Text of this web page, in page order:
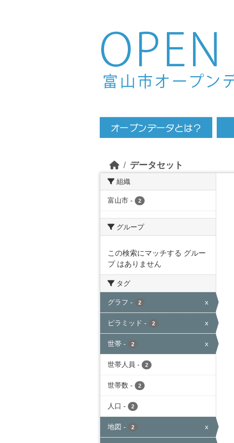
Skip to main content
データセット
組織
富山市 - 2
グループ
この検索にマッチする グルー
プ はありません
タグ
グラフ - 2 x
ピラミッド - 2 x
世帯 - 2 x
世帯人員 - 2
世帯数 - 2
人口 - 2
地図 - 2 x